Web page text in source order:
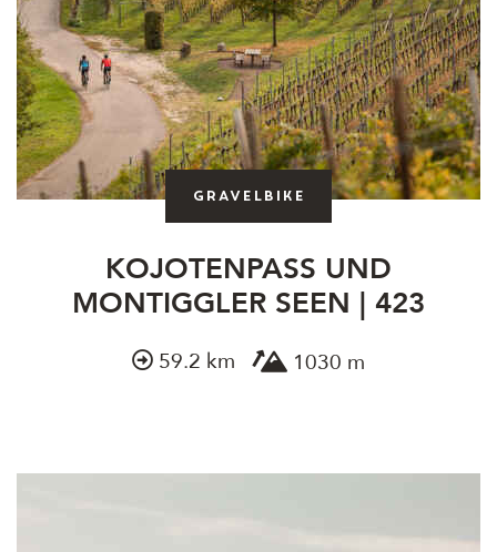
Gravelbike
KOJOTENPASS UND
MONTIGGLER SEEN | 423
59.2 km 1030 m